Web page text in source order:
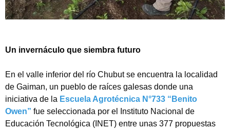
Un invernáculo que siembra futuro
En el valle inferior del río Chubut se encuentra la localidad
de Gaiman, un pueblo de raíces galesas donde una
iniciativa de la Escuela Agrotécnica N°733 “Benito
Owen” fue seleccionada por el Instituto Nacional de
Educación Tecnológica (INET) entre unas 377 propuestas